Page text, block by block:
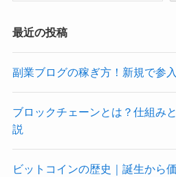
最近の投稿
副業ブログの稼ぎ方！新規で参
ブロックチェーンとは？仕組み
説
ビットコインの歴史｜誕生から